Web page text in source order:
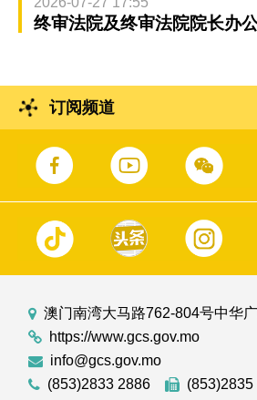
终审法院及终审法院院长办
订阅频道
澳门南湾大马路762-804号中华
https://www.gcs.gov.mo
info@gcs.gov.mo
(853)2833 2886
(853)2835